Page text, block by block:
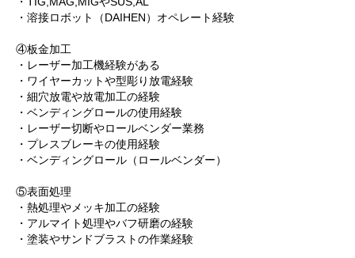
・溶接ロボット（DAIHEN）オペレート経験
④板金加工
・レーザー加工機経験がある
・ワイヤーカットや型彫り放電経験
・細穴放電や放電加工の経験
・ベンディングロールの使用経験
・レーザー切断やロールベンダー業務
・プレスブレーキの使用経験
・ベンディングロール（ロールベンダー）
⑤表面処理
・熱処理やメッキ加工の経験
・アルマイト処理やバフ研磨の経験
・塗装やサンドブラストの作業経験